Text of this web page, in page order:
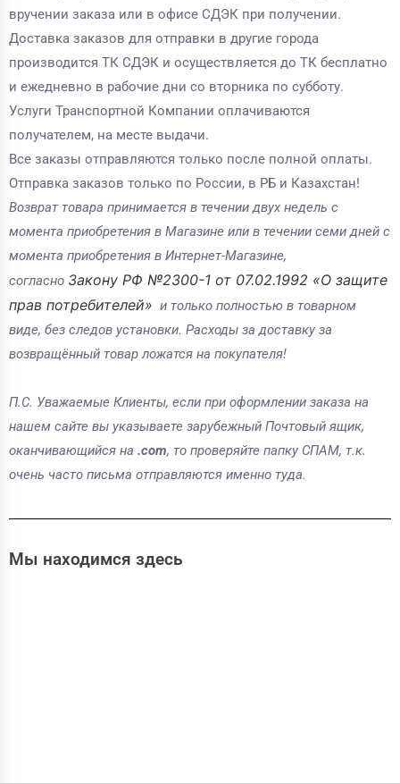
вручении заказа или в офисе СДЭК при получении.
Доставка заказов для отправки в другие города
производится ТК СДЭК и осуществляется до ТК бесплатно
и ежедневно в рабочие дни со вторника по субботу.
Услуги Транспортной Компании оплачиваются
получателем, на месте выдачи.
Все заказы отправляются только после полной оплаты.
Отправка заказов только по России, в РБ и Казахстан!
Возврат товара принимается в течении двух недель с
момента приобретения в Магазине или в течении семи дней с
момента приобретения в Интернет-Магазине,
согласно Закону РФ №2300-1 от 07.02.1992 «О защите
прав потребителей» и только полностью в товарном
виде, без следов установки. Расходы за доставку за
возвращённый товар ложатся на покупателя!
П.С. Уважаемые Клиенты, если при оформлении заказа на
нашем сайте вы указываете зарубежный Почтовый ящик,
оканчивающийся на .com, то проверяйте папку СПАМ, т.к.
очень часто письма отправляются именно туда.
Мы находимся здесь